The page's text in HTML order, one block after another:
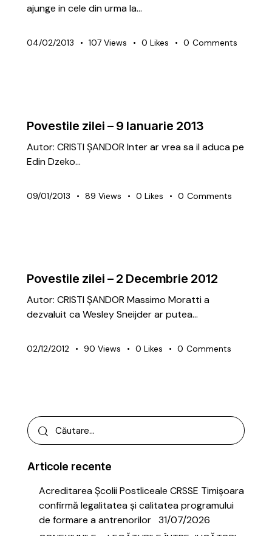
ajunge in cele din urma la…
04/02/2013 107 Views 0 Likes 0 Comments
Povestile zilei – 9 Ianuarie 2013
Autor: CRISTI ȘANDOR Inter ar vrea sa il aduca pe
Edin Dzeko…
09/01/2013 89 Views 0 Likes 0 Comments
Povestile zilei – 2 Decembrie 2012
Autor: CRISTI ȘANDOR Massimo Moratti a
dezvaluit ca Wesley Sneijder ar putea…
02/12/2012 90 Views 0 Likes 0 Comments
Articole recente
Acreditarea Școlii Postliceale CRSSE Timișoara
confirmă legalitatea și calitatea programului
de formare a antrenorilor 31/07/2026